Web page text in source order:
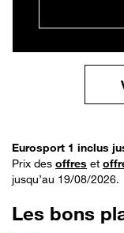
Eurosport 1 inclus
Prix des offres et
jusqu’au 19/08/2026.
Les bons